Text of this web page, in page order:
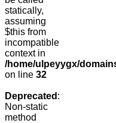
statically,
assuming
$this from
incompatible
context in
/home/ulpeyygx/
on line 32
Deprecated :
Non-static
method